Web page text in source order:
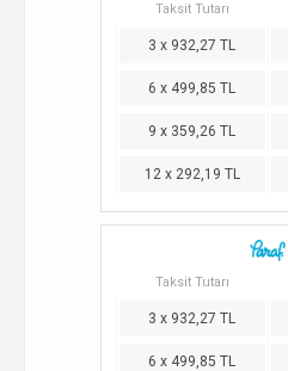
Taksit Tutarı
3 x 932,27 TL
6 x 499,85 TL
9 x 359,26 TL
12 x 292,19 TL
Taksit Tutarı
3 x 932,27 TL
6 x 499,85 TL